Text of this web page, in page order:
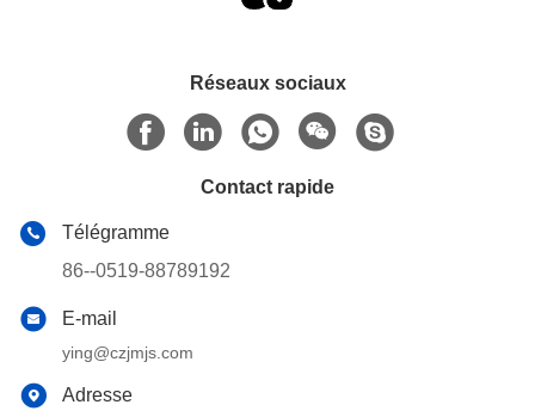
Réseaux sociaux
Contact rapide
Télégramme
86--0519-88789192
E-mail
ying@czjmjs.com
Adresse